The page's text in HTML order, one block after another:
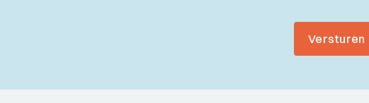
Versturen